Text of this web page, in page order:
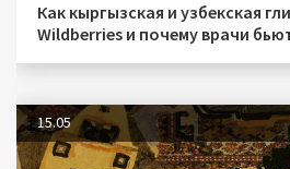
Как кыргызская и узбекская
Wildberries и почему врачи
15.05